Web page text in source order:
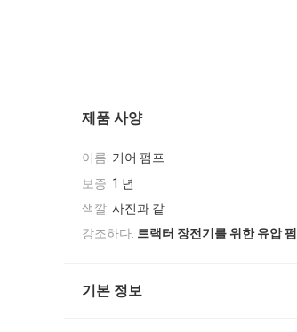
제품 사양
이름: 기어 펌프
보증: 1 년
색깔: 사진과 같
강조하다: 트랙터 장전기를 위한 유압
기본 정보